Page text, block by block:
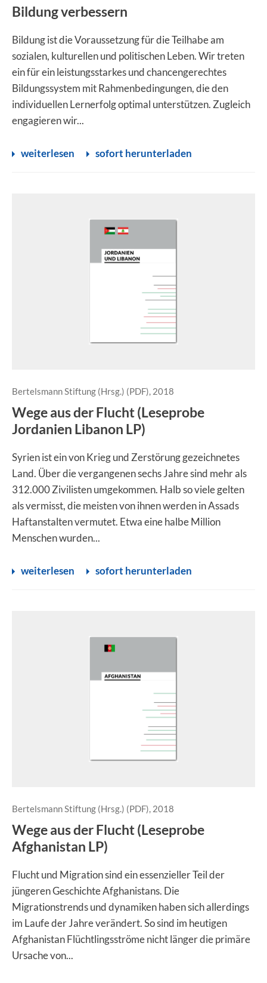
Bildung verbessern
Bildung ist die Voraussetzung für die Teilhabe am
sozialen, kulturellen und politischen Leben. Wir treten
ein für ein leistungsstarkes und chancengerechtes
Bildungssystem mit Rahmenbedingungen, die den
individuellen Lernerfolg optimal unterstützen. Zugleich
engagieren wir...
weiterlesen sofort herunterladen
Bertelsmann Stiftung (Hrsg.) (PDF), 2018
Wege aus der Flucht (Leseprobe
Jordanien Libanon LP)
Syrien ist ein von Krieg und Zerstörung gezeichnetes
Land. Über die vergangenen sechs Jahre sind mehr als
312.000 Zivilisten umgekommen. Halb so viele gelten
als vermisst, die meisten von ihnen werden in Assads
Haftanstalten vermutet. Etwa eine halbe Million
Menschen wurden...
weiterlesen sofort herunterladen
Bertelsmann Stiftung (Hrsg.) (PDF), 2018
Wege aus der Flucht (Leseprobe
Afghanistan LP)
Flucht und Migration sind ein essenzieller Teil der
jüngeren Geschichte Afghanistans. Die
Migrationstrends und ­dynamiken haben sich allerdings
im Laufe der Jahre verändert. So sind im heutigen
Afghanistan Flüchtlingsströme nicht länger die primäre
Ursache von...